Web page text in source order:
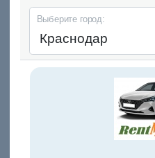
Выберите город: